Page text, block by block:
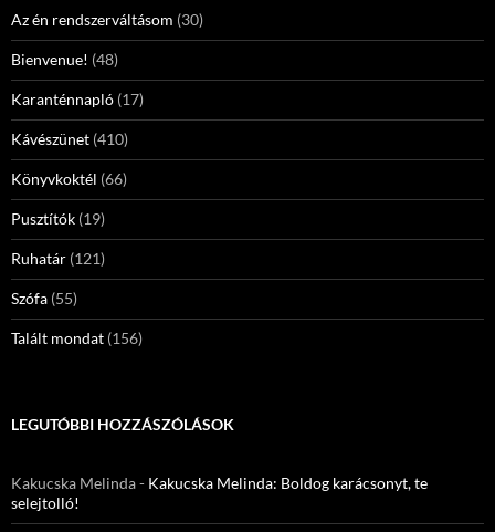
Az én rendszerváltásom (30)
Bienvenue! (48)
Karanténnapló (17)
Kávészünet (410)
Könyvkoktél (66)
Pusztítók (19)
Ruhatár (121)
Szófa (55)
Talált mondat (156)
LEGUTÓBBI HOZZÁSZÓLÁSOK
Kakucska Melinda- Kakucska Melinda: Boldog karácsonyt, te
selejtolló!